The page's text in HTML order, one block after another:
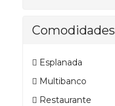
Comodidades
Esplanada
Multibanco
Restaurante